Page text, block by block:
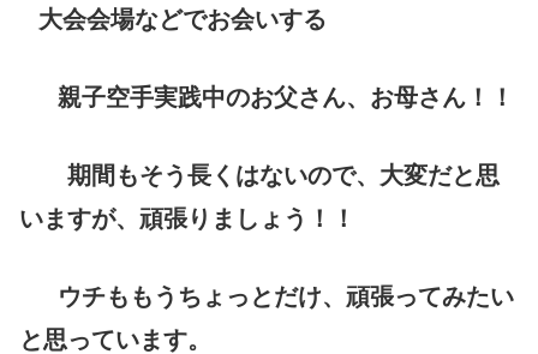
大会会場などでお会いする
親子空手実践中のお父さん、お母さん！！
期間もそう長くはないので、大変だと思
いますが、頑張りましょう！！
ウチももうちょっとだけ、頑張ってみたい
と思っています。